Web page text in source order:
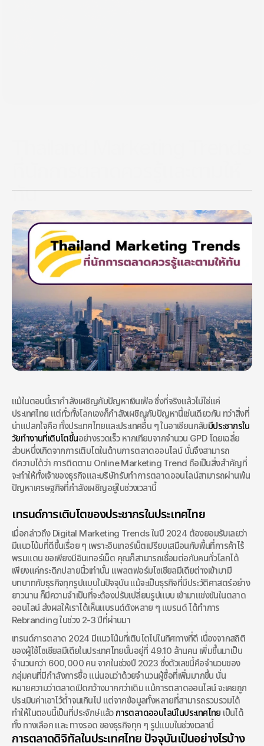
ทัน
Currently, Thai people can access the internet at over 85%,
which amounts to over 61 million people. This means that
online marketing in Thailand is one of the large markets that
all types of businesses will rush to compete in, as it tends to
reach a large target audience more easily than traditional
marketing, despite the high level of competition.
แม้ในตอนนี้เรากำลังเผชิญกับปัญหาเงินเฟ้อ ซึ่งที่จริงแล้วไม่ใช่แค่
ประเทศไทย แต่ทั่วทั้งโลกเองก็กำลังเผชิญกับปัญหานี้เช่นเดียวกัน ทว่าสิ่งที่
น่าแปลกใจคือ ทั้งประเทศไทยและประเทศอื่น ๆ ในอาเซียนกลับมีประชากรใน
วัยทำงานที่เติบโตขึ้นอย่างรวดเร็ว หากเทียบจากจำนวน GPD โดยเฉลี่ย
ส่วนหนึ่งเกิดจากการเติบโตในด้านการตลาดออนไลน์ นั่นจึงสามารถ
ตีความได้ว่า การติดตาม Online Marketing Trend ถือเป็นสิ่งสำคัญที่
จะทำให้ทั้งเจ้าของธุรกิจและบริษัทรับทำการตลาดออนไลน์สามารถผ่านพ้น
ปัญหาเศรษฐกิจที่กำลังเผชิญอยู่ในช่วงเวลานี้
เทรนด์การเติบโตของประชากรในประเทศไทย
เมื่อกล่าวถึง Digital Marketing Trends ในปี 2024 ต้องยอมรับเลยว่า
มีแนวโน้มที่ดีขึ้นเรื่อย ๆ เพราะอินเทอร์เน็ตเปรียบเสมือนกับพื้นที่การค้าไร้
พรมแดน ขอเพียงมีอินเทอร์เน็ต คุณก็สามารถเชื่อมต่อกับคนทั่วโลกได้
เพียงแค่กระดิกปลายนิ้วเท่านั้น แพลตฟอร์มโซเชียลมีเดียต่างเข้ามามี
บทบาทกับธุรกิจทุกรูปแบบในปัจจุบัน แม้จะเป็นธุรกิจที่มีประวัติศาสตร์อย่าง
ยาวนาน ก็มีความจำเป็นที่จะต้องปรับเปลี่ยนรูปแบบ เข้ามาแข่งขันในตลาด
ออนไลน์ ส่งผลให้เราได้เห็นแบรนด์ดังหลาย ๆ แบรนด์ ได้ทำการ
Rebranding ในช่วง 2-3 ปีที่ผ่านมา
เทรนด์การตลาด 2024 มีแนวโน้มที่เติบโตไปในทิศทางที่ดี เนื่องจากสถิติ
ของผู้ใช้โซเชียลมีเดียในประเทศไทยนั้นอยู่ที่ 49.10 ล้านคน เพิ่มขึ้นมาเป็น
จำนวนกว่า 600,000 คน จากในช่วงปี 2023 ซึ่งตัวเลขนี้คือจำนวนของ
กลุ่มคนที่มีกำลังการซื้อ แน่นอนว่าด้วยจำนวนผู้ซื้อที่เพิ่มมากขึ้น นั่น
หมายความว่าตลาดเปิดกว้างมากกว่าเดิม แม้การตลาดออนไลน์ จะเคยถูก
ประเมินค่าเอาไว้ต่ำจนเกินไป แต่จากข้อมูลทั้งหลายที่สามารถรวบรวมได้
ทำให้ในตอนนี้เป็นที่ประจักษ์แล้ว การตลาดออนไลน์ในประเทศไทย เป็นได้
ทั้ง ทางเลือก และ ทางรอด ของธุรกิจทุก ๆ รูปแบบในช่วงเวลานี้
การตลาดดิจิทัลในประเทศไทย ปัจจุบันเป็นอย่างไรบ้าง